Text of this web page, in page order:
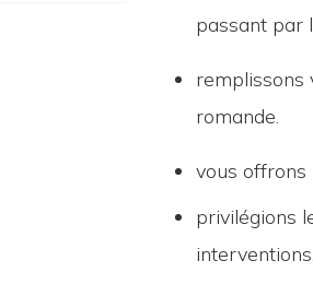
passant par
remplissons
romande.
vous offrons
privilégions
interventions.